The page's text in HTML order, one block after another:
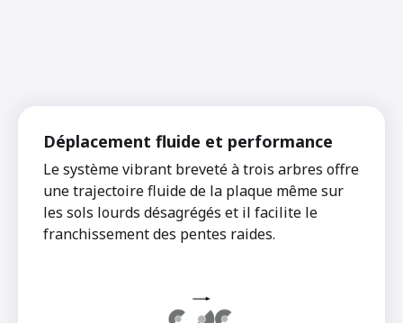
Déplacement fluide et performance
Le système vibrant breveté à trois arbres offre
une trajectoire fluide de la plaque même sur
les sols lourds désagrégés et il facilite le
franchissement des pentes raides.